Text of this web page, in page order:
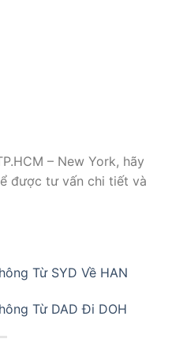
– New York, hãy
được tư vấn chi tiết và
Từ SYD Về HAN
Từ DAD Đi DOH